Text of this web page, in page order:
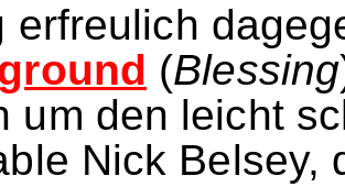
erfreulich
(Blessing
um den leicht
Nick Belsey,